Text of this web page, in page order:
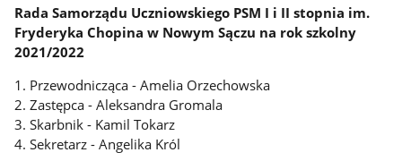
Rada Samorządu Uczniowskiego PSM I i II stopnia im.
Fryderyka Chopina w Nowym Sączu na rok szkolny
2021/2022
1. Przewodnicząca - Amelia Orzechowska
2. Zastępca - Aleksandra Gromala
3. Skarbnik - Kamil Tokarz
4. Sekretarz - Angelika Król